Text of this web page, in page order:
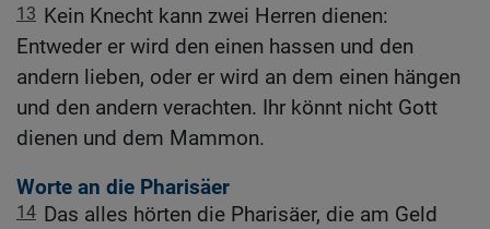
13 Kein Knecht kann zwei Herren dienen:
Entweder er wird den einen hassen und den
andern lieben, oder er wird an dem einen hängen
und den andern verachten. Ihr könnt nicht Gott
dienen und dem Mammon.
Worte an die Pharisäer
14 Das alles hörten die Pharisäer, die am Geld